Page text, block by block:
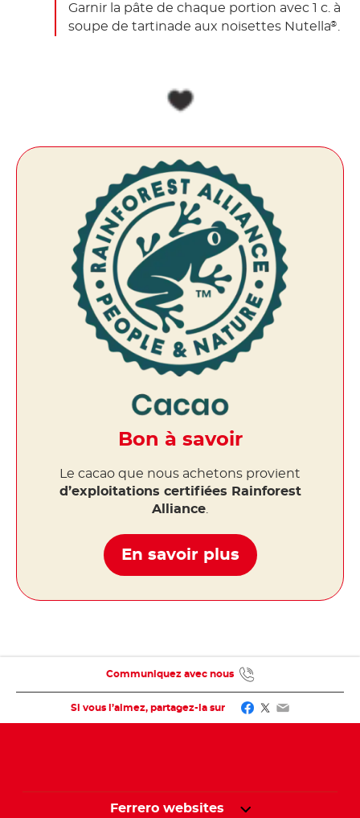
Garnir la pâte de chaque portion avec 1 c. à
soupe de tartinade aux noisettes Nutella®
Bon à savoir
Le cacao que nous achetons provient
d’exploitations certifiées Rainforest
Alliance
En savoir plus
Si vous l’aimez, partagez-la sur Facebook
Twitter
Email
Communiquez avec nous
Ferrero websites